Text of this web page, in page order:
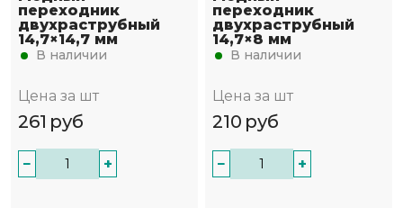
переходник
двухраструбный
14,7×14,7 мм
В наличии
Цена за шт
261 руб
− +
переходник
двухраструбный
14,7×8 мм
В наличии
Цена за шт
210 руб
− +